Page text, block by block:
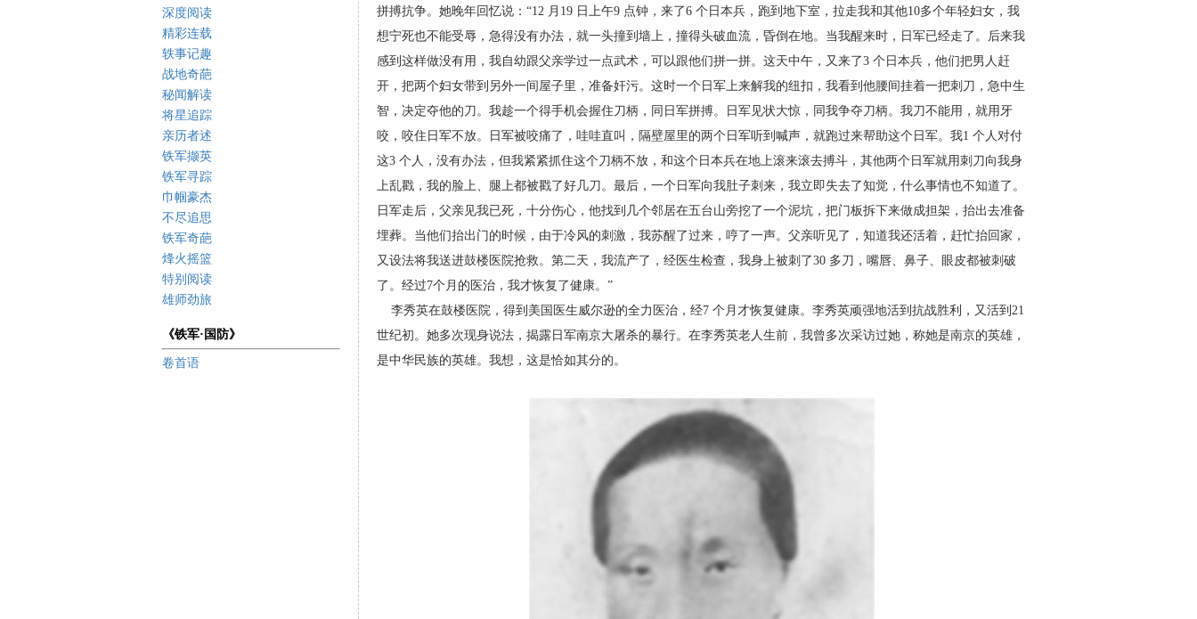
深度阅读
精彩连载
轶事记趣
战地奇葩
秘闻解读
将星追踪
亲历者述
铁军撷英
铁军寻踪
巾帼豪杰
不尽追思
铁军奇葩
烽火摇篮
特别阅读
雄师劲旅
《铁军·国防》
卷首语
拼搏抗争。她晚年回忆说：“12 月19 日上午9 点钟，来了6 个日本兵，跑到地下室，拉走我和其他10多个年轻妇女，我
想宁死也不能受辱，急得没有办法，就一头撞到墙上，撞得头破血流， 昏倒在地。当我醒来时，日军已经走了。后来我
感到 这样做没有用，我自幼跟父亲学过一点武术，可以跟他们拼一拼。这天中午，又来了3 个日本兵，他们把男人 赶
开，把两个妇女带到另外一间屋子里，准备奸污。这时一个日军上来解我的纽扣，我看到他腰间挂着一把刺刀，急中生
智，决定夺他的刀。我趁一个得手机会握住刀柄，同日军拼搏。日军见状大惊，同我争夺刀柄。 我刀不能用，就用牙
咬，咬住日军不放。日军被咬痛了，哇哇直叫，隔壁屋里的两个日军听到喊声，就跑过来帮助这个日军。我1 个人对付
这3 个人，没有办法， 但我紧紧抓住这个刀柄不放，和这个日本兵在地上滚来滚去搏斗，其他两个日军就用刺刀向我身
上乱戳，我的脸上、腿上都被戳了好几刀。最后，一个日军向我肚子刺来，我立即失去了知觉，什么事情也不知道了。
日 军走后，父亲见我已死，十分伤心，他找到几个邻居在五台山旁挖了一个泥坑，把门板拆下来做成担架，抬出去准备
埋葬。当他们抬出门的时候，由于冷风的刺激， 我苏醒了过来，哼了一声。父亲听见了，知道我还活着，赶忙抬回家，
又设法将我送进鼓楼医院抢救。第二天，我流产了，经医生检查，我身上被刺了30 多刀，嘴唇、鼻子、眼皮都被刺破
了。经过7个月的医治，我才恢复了健康。”
李秀英在鼓楼医院，得到美国医生威尔逊的全力 医治，经7 个月才恢复健康。李秀英顽强地活到抗战胜利，又活到21
世纪初。她多次现身说法，揭露日军南京大屠杀的暴行。在李秀英老人生前，我曾多次采访过她，称她是南京的英雄，
是中华民族的英雄。我想，这是恰如其分的。